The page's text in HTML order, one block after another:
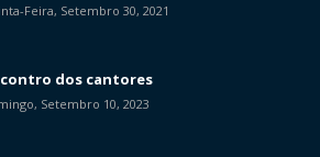
Feira, Setembro 30, 2021
dos cantores
Setembro 10, 2023